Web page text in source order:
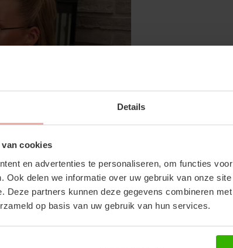
Details
cookies
en advertenties te personaliseren, om functies
Ook delen we informatie over uw gebruik van onze
Deze partners kunnen deze gegevens combineren
op basis van uw gebruik van hun services.
met gouden details
LOAFERS MULE